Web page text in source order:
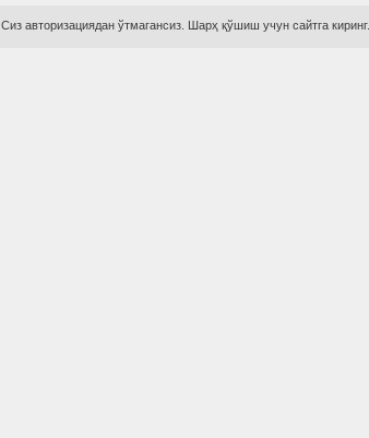
Сиз авторизациядан ўтмагансиз. Шарҳ қўшиш учун сайтга киринг.